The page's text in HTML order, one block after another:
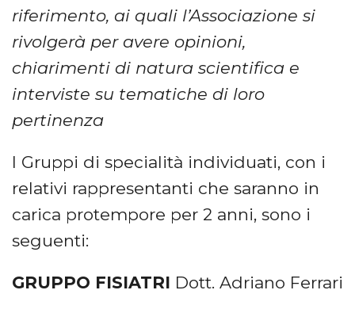
riferimento, ai quali l’Associazione si
rivolgerà per avere opinioni,
chiarimenti di natura scientifica e
interviste su tematiche di loro
pertinenza
I Gruppi di specialità individuati, con i
relativi rappresentanti che saranno in
carica protempore per 2 anni, sono i
seguenti:
GRUPPO FISIATRI Dott. Adriano Ferrari